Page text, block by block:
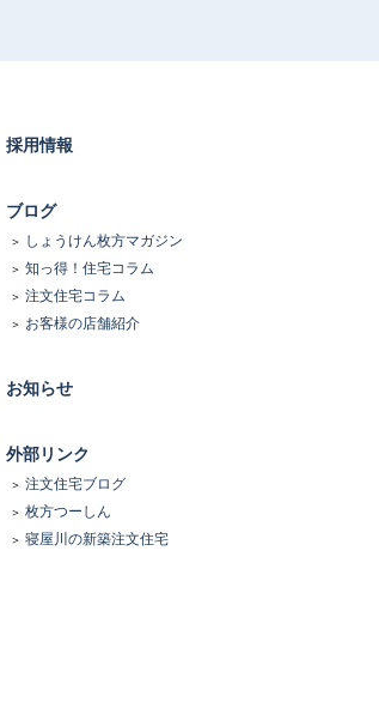
採用情報
ブログ
しょうけん枚方マガジン
知っ得！住宅コラム
注文住宅コラム
お客様の店舗紹介
お知らせ
外部リンク
注文住宅ブログ
枚方つーしん
寝屋川の新築注文住宅